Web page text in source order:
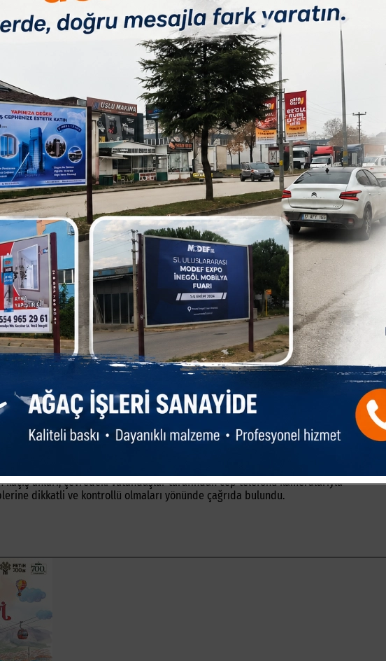
0
Paylas Paylas Paylas Paylas
Bayramı’nda olduğu gibi bu yıl da aynı manzaralar yaşandı. Sahiplerinin elinden
renkli ve zaman zaman tehlikeli anların yaşanmasına neden oldu.
mahallelerinde Kaçan büyükbaş hayvanlar, mahalle aralarında ve caddelerde uzun
anları, çevredeki vatandaşlar tarafından cep telefonu kameralarıyla
dikkatli ve kontrollü olmaları yönünde çağrıda bulundu.